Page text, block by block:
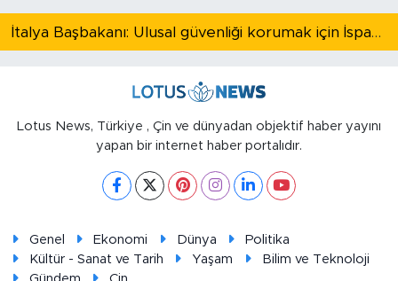
İtalya Başbakanı: Ulusal güvenliği korumak için İspanya ile Schengen kapsamındaki serbest dolaşımı askıya alıyoruz
Lotus News, Türkiye , Çin ve dünyadan objektif haber yayını
yapan bir internet haber portalıdır.
Genel Ekonomi Dünya
Politika
Kültür - Sanat ve Tarih
Yaşam
Bilim ve Teknoloji